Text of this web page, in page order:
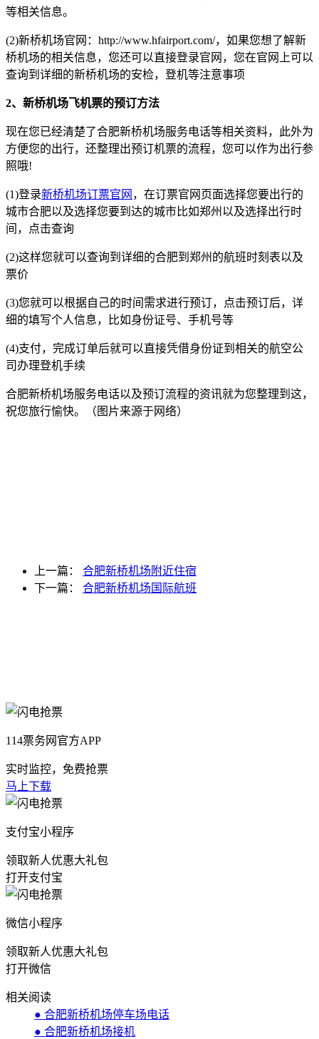
等相关信息。
(2)新桥机场官网：http://www.hfairport.com/，如果您想了解新
桥机场的相关信息，您还可以直接登录官网，您在官网上可以
查询到详细的新桥机场的安检，登机等注意事项
2、新桥机场飞机票的预订方法
现在您已经清楚了合肥新桥机场服务电话等相关资料，此外为
方便您的出行，还整理出预订机票的流程，您可以作为出行参
照哦!
(1)登录新桥机场订票官网 ，在订票官网页面选择您要出行的
城市合肥以及选择您要到达的城市比如郑州以及选择出行时
间，点击查询
(2)这样您就可以查询到详细的合肥到郑州的航班时刻表以及
票价
(3)您就可以根据自己的时间需求进行预订，点击预订后，详
细的填写个人信息，比如身份证号、手机号等
(4)支付，完成订单后就可以直接凭借身份证到相关的航空公
司办理登机手续
合肥新桥机场服务电话以及预订流程的资讯就为您整理到这，
祝您旅行愉快。（图片来源于网络）
上一篇： 合肥新桥机场附近住宿
下一篇： 合肥新桥机场国际航班
114票务网官方APP
实时监控，免费抢票
马上下载
支付宝小程序
领取新人优惠大礼包
打开支付宝
微信小程序
领取新人优惠大礼包
打开微信
相关阅读
● 合肥新桥机场停车场电话
● 合肥新桥机场接机